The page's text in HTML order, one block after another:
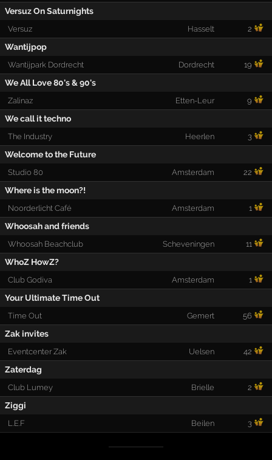
Versuz On Saturnights
Versuz Hasselt 2
Wantijpop
Wantijpark Dordrecht Dordrecht 19
We All Love 80's & 90's
Zalinaz Etten-Leur 9
We call it techno
The Industry Heerlen 3
Welcome to the Future
Studio 80 Amsterdam 22
Where is the moon?!
Noorderlicht Café Amsterdam 1
Whoosah and friends
Whoosah Beachclub Scheveningen 11
WhoZ HowZ?
Club Godiva Amsterdam 1
Your Ultimate Time Out
Time Out Gemert 56
Zak invites
Eventcenter Zak Uelsen 42
Zaterdag
Club Lumey Brielle 2
Ziggi
L.E.F Beilen 3